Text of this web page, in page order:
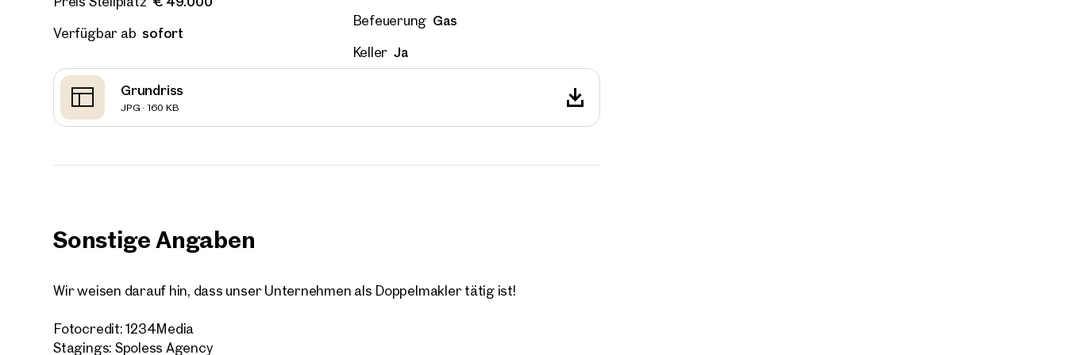
Verfügbar ab sofort
Befeuerung Gas
Keller Ja
Grundriss
JPG · 160 KB
Sonstige Angaben
Wir weisen darauf hin, dass unser Unternehmen als Doppelmakler tätig ist!
Fotocredit: 1234Media
Stagings: Spoless Agency